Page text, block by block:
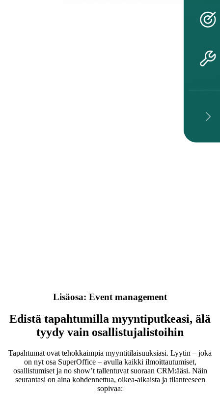
Lisäosa: Event management
Edistä tapahtumilla myyntiputkeasi, älä
tyydy vain osallistujalistoihin
Tapahtumat ovat tehokkaimpia myyntitilaisuuksiasi. Lyytin – joka
on nyt osa SuperOffice – avulla kaikki ilmoittautumiset,
osallistumiset ja no show’t tallentuvat suoraan CRM:ääsi. Näin
seurantasi on aina kohdennettua, oikea-aikaista ja tilanteeseen
sopivaa: